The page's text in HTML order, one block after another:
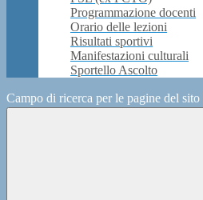
Programmazione docenti
Orario delle lezioni
Risultati sportivi
Manifestazioni culturali
Sportello Ascolto
Campo di ricerca per le pagine del sito